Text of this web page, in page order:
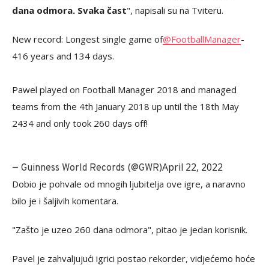
dana odmora. Svaka čast", napisali su na Tviteru.
New record: Longest single game of@FootballManager-
416 years and 134 days.
Pawel played on Football Manager 2018 and managed
teams from the 4th January 2018 up until the 18th May
2434 and only took 260 days off!
— Guinness World Records (@GWR)April 22, 2022
Dobio je pohvale od mnogih ljubitelja ove igre, a naravno
bilo je i šaljivih komentara.
"Zašto je uzeo 260 dana odmora", pitao je jedan korisnik.
Pavel je zahvaljujući igrici postao rekorder, vidjećemo hoće